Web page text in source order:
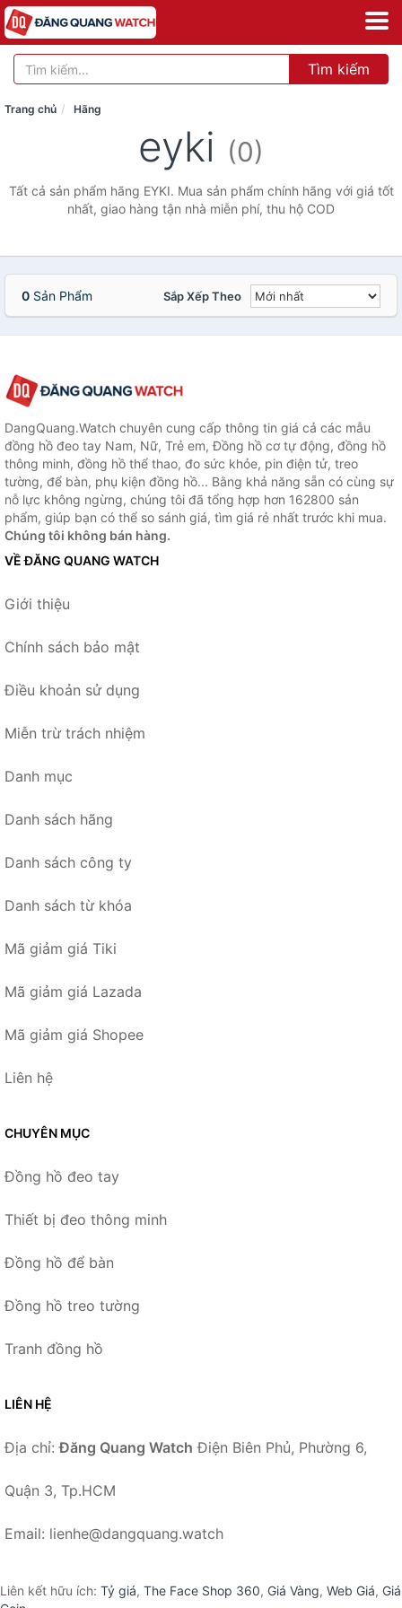
Tìm kiếm
Trang chủ Hãng
eyki (0)
Tất cả sản phẩm hãng EYKI. Mua sản phẩm chính hãng với giá tốt
nhất, giao hàng tận nhà miễn phí, thu hộ COD
0 Sản Phẩm Sắp Xếp Theo
DangQuang.Watch chuyên cung cấp thông tin giá cả các mẫu
đồng hồ đeo tay Nam, Nữ, Trẻ em, Đồng hồ cơ tự động, đồng hồ
thông minh, đồng hồ thể thao, đo sức khỏe, pin điện tử, treo
tường, để bàn, phụ kiện đồng hồ... Bằng khả năng sẵn có cùng sự
nỗ lực không ngừng, chúng tôi đã tổng hợp hơn 162800 sản
phẩm, giúp bạn có thể so sánh giá, tìm giá rẻ nhất trước khi mua.
Chúng tôi không bán hàng.
VỀ ĐĂNG QUANG WATCH
Giới thiệu
Chính sách bảo mật
Điều khoản sử dụng
Miễn trừ trách nhiệm
Danh mục
Danh sách hãng
Danh sách công ty
Danh sách từ khóa
Mã giảm giá Tiki
Mã giảm giá Lazada
Mã giảm giá Shopee
Liên hệ
CHUYÊN MỤC
Đồng hồ đeo tay
Thiết bị đeo thông minh
Đồng hồ để bàn
Đồng hồ treo tường
Tranh đồng hồ
LIÊN HỆ
Địa chỉ:Đăng Quang Watch Điện Biên Phủ, Phường 6,
Quận 3, Tp.HCM
Email: lienhe@dangquang.watch
Liên kết hữu ích: Tỷ giá, The Face Shop 360, Giá Vàng, Web Giá, Giá